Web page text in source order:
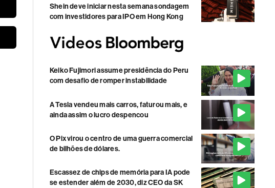
Shein deve iniciar nesta semana sondagem
com investidores para IPO em Hong Kong
Keiko Fujimori assume presidência do Peru
com desafio de romper instabilidade
A Tesla vendeu mais carros, faturou mais, e
ainda assim o lucro despencou
O Pix virou o centro de uma guerra comercial
de bilhões de dólares.
Escassez de chips de memória para IA pode
se estender além de 2030, diz CEO da SK